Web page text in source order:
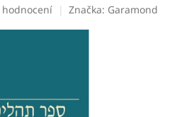
Značka: Garamond